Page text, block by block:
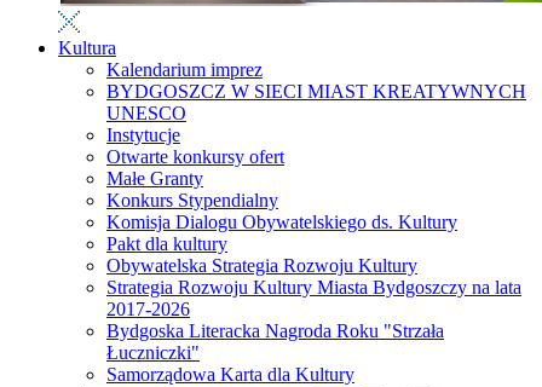
Kultura
Kalendarium imprez
BYDGOSZCZ W SIECI MIAST KREATYWNYCH
UNESCO
Instytucje
Otwarte konkursy ofert
Małe Granty
Konkurs Stypendialny
Komisja Dialogu Obywatelskiego ds. Kultury
Pakt dla kultury
Obywatelska Strategia Rozwoju Kultury
Strategia Rozwoju Kultury Miasta Bydgoszczy na lata
2017-2026
Bydgoska Literacka Nagroda Roku "Strzała
Łuczniczki"
Samorządowa Karta dla Kultury